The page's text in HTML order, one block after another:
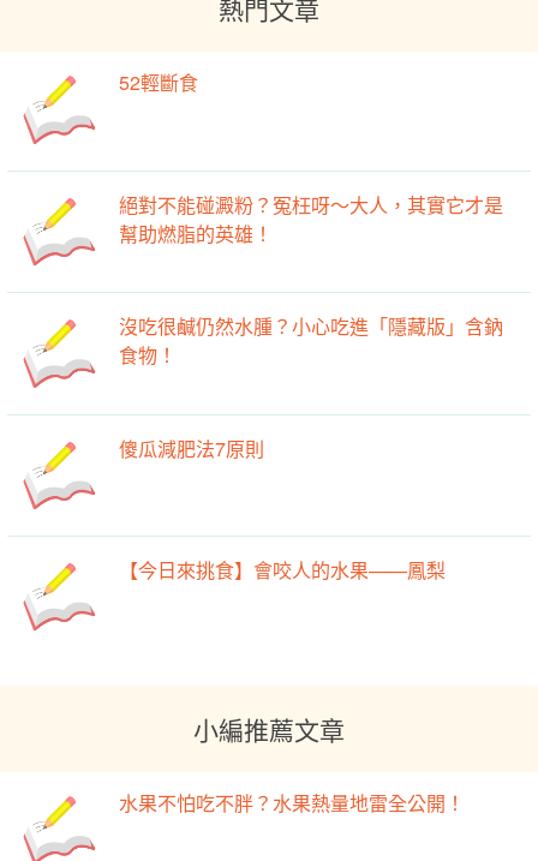
熱門文章
52輕斷食
絕對不能碰澱粉？冤枉呀～大人，其實它才是
幫助燃脂的英雄！
沒吃很鹹仍然水腫？小心吃進「隱藏版」含鈉
食物！
傻瓜減肥法7原則
【今日來挑食】會咬人的水果——鳳梨
小編推薦文章
水果不怕吃不胖？水果熱量地雷全公開！